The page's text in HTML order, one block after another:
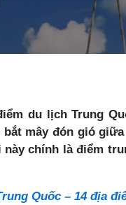
du lịch Trung
bắt mây đón gió
chính là điểm
Quốc – 14 địa